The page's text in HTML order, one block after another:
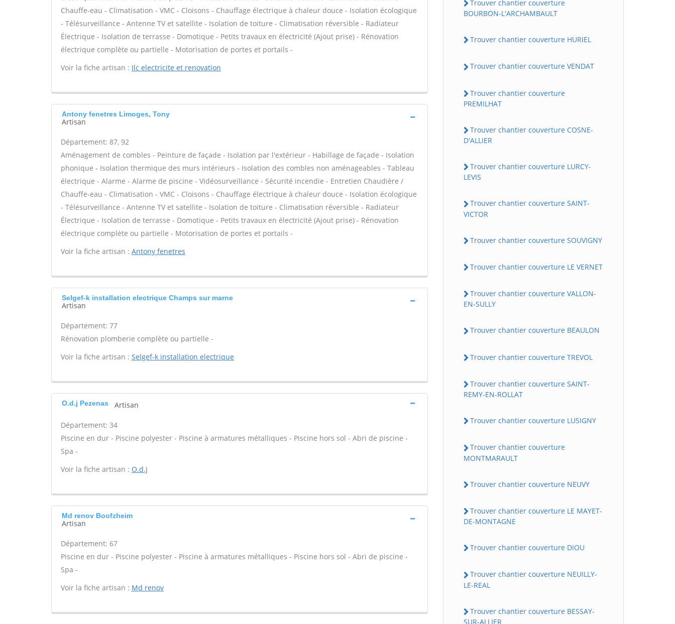
Chauffe-eau - Climatisation - VMC - Cloisons - Chauffage électrique à chaleur douce - Isolation écologique
- Télésurveillance - Antenne TV et satellite - Isolation de toiture - Climatisation réversible - Radiateur
Électrique - Isolation de terrasse - Domotique - Petits travaux en électricité (Ajout prise) - Rénovation
électrique complète ou partielle - Motorisation de portes et portails -
Voir la fiche artisan : Ilc electricite et renovation
Antony fenetres Limoges, Tony
Artisan
Département: 87, 92
Aménagement de combles - Peinture de façade - Isolation par l'extérieur - Habillage de façade - Isolation
phonique - Isolation thermique des murs intérieurs - Isolation des combles non aménageables - Tableau
électrique - Alarme - Alarme de piscine - Vidéosurveillance - Sécurité incendie - Entretien Chaudière /
Chauffe-eau - Climatisation - VMC - Cloisons - Chauffage électrique à chaleur douce - Isolation écologique
- Télésurveillance - Antenne TV et satellite - Isolation de toiture - Climatisation réversible - Radiateur
Électrique - Isolation de terrasse - Domotique - Petits travaux en électricité (Ajout prise) - Rénovation
électrique complète ou partielle - Motorisation de portes et portails -
Voir la fiche artisan : Antony fenetres
Selgef-k installation electrique Champs sur marne
Artisan
Département: 77
Rénovation plomberie complète ou partielle -
Voir la fiche artisan : Selgef-k installation electrique
O.d.j Pezenas Artisan
Département: 34
Piscine en dur - Piscine polyester - Piscine à armatures métalliques - Piscine hors sol - Abri de piscine -
Spa -
Voir la fiche artisan : O.d.j
Md renov Boofzheim
Artisan
Département: 67
Piscine en dur - Piscine polyester - Piscine à armatures métalliques - Piscine hors sol - Abri de piscine -
Spa -
Voir la fiche artisan : Md renov
Trouver chantier couverture
BOURBON-L'ARCHAMBAULT
Trouver chantier couverture HURIEL
Trouver chantier couverture VENDAT
Trouver chantier couverture
PREMILHAT
Trouver chantier couverture COSNE-
D'ALLIER
Trouver chantier couverture LURCY-
LEVIS
Trouver chantier couverture SAINT-
VICTOR
Trouver chantier couverture SOUVIGNY
Trouver chantier couverture LE VERNET
Trouver chantier couverture VALLON-
EN-SULLY
Trouver chantier couverture BEAULON
Trouver chantier couverture TREVOL
Trouver chantier couverture SAINT-
REMY-EN-ROLLAT
Trouver chantier couverture LUSIGNY
Trouver chantier couverture
MONTMARAULT
Trouver chantier couverture NEUVY
Trouver chantier couverture LE MAYET-
DE-MONTAGNE
Trouver chantier couverture DIOU
Trouver chantier couverture NEUILLY-
LE-REAL
Trouver chantier couverture BESSAY-
SUR-ALLIER